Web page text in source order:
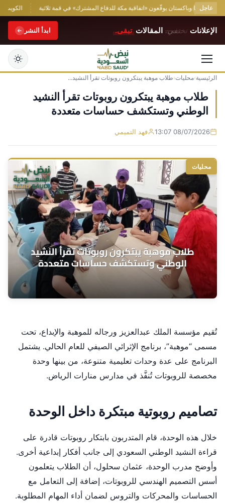
عاجل
وتركيا وباكستان يوقّعون «اتفاقية مكة للدفاع المشترك» في قمة ثلاثية الكويت
الإعلانات تختفي. المقالات تبقى. ابدأ النشر
التجاوز
إلى
المحتوى
الرئيسية›محليات›طلاب موهبة يبتكرون روبوتات تقرأ النشيد...
طلاب موهبة يبتكرون روبوتات تقرأ النشيد
الوطني وتستكشف حساسات متعددة
08/07/2026 13:07 فهد التميمي
محليات
تُقيم مؤسسة الملك عبدالعزيز ورجاله للموهبة والإبداع، تحت
مسمى “موهبة”، برنامج الإثرائي الصيفي للعام الحالي. يشتمل
البرنامج على عدة وحدات تعليمية متنوعة، من بينها وحدة
مخصصة للروبوتات تُنفَّذ في مدارس منارات الرياض.
تصاميم روبوتية مبتكرة داخل الوحدة
خلال هذه الوحدة، قام المتدربون بابتكار روبوتات قادرة على
قراءة النشيد الوطني السعودي إلى جانب أفكار إبداعية أخرى.
وأوضح مدرب الوحدة، عثمان سحلول، أن الطلاب يتعلمون
أسس التصميم الهندسي للروبوتات، إضافة إلى التعامل مع
الحساسات والمحركات والتروس لضمان أداء المهام المطلوبة.